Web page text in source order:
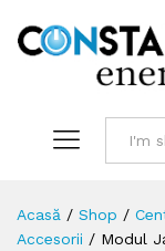
Acasă / Shop /
Accesorii / Modul